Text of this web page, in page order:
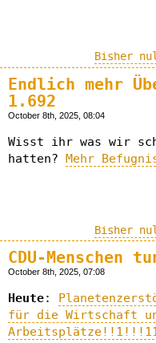
Bisher
Endlich mehr
1.692
October 8th, 2025, 08:04
Wisst ihr was wir
hatten? Mehr
Bisher
CDU-Menschen
October 8th, 2025, 07:08
Heute:
für die Wirtschaft